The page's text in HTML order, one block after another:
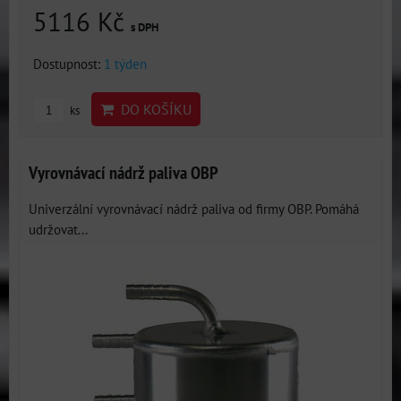
5116 Kč s DPH
Dostupnost: 1 týden
ks DO KOŠÍKU
Vyrovnávací nádrž paliva OBP
Univerzální vyrovnávací nádrž paliva od firmy OBP. Pomáhá
udržovat...